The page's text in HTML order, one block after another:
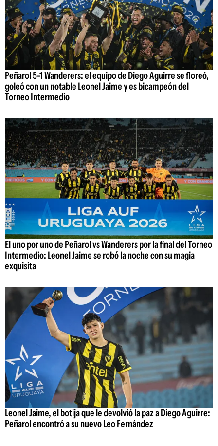
Peñarol 5-1 Wanderers: el equipo de Diego Aguirre se floreó,
goleó con un notable Leonel Jaime y es bicampeón del
Torneo Intermedio
El uno por uno de Peñarol vs Wanderers por la final del Torneo
Intermedio: Leonel Jaime se robó la noche con su magia
exquisita
Leonel Jaime, el botija que le devolvió la paz a Diego Aguirre:
Peñarol encontró a su nuevo Leo Fernández